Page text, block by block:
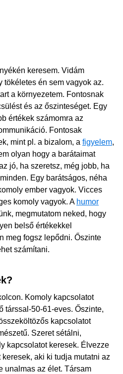
keresem. Vidám
tökéletes én sem vagyok az.
a környezetem. Fontosnak
és az őszinteséget. Egy
értékek számomra az
Fontosak
mint pl. a bizalom, a figyelem,
olyan hogy a barátaimat
jó, ha szeretsz, még jobb, ha
Egy barátságos, néha
ember vagyok. Vicces
komoly vagyok. A humor
megmutatom neked, hogy
belső értékekkel
meg fogsz lepődni. Őszinte
számítani.
Komoly kapcsolatot
társsal-50-61-eves. Őszinte,
kapcsolatot
Szeret sétálni,
kapcsolatot keresek. Élvezze
aki ki tudja mutatni az
unalmas az élet. Társam